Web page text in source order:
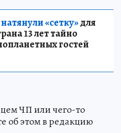
«сетку»для
13 лет тайно
гостей
ЧП или чего-то
об этом в редакцию